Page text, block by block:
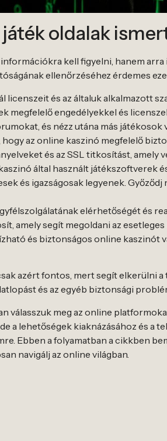
oldalak
kell figyelni, hanem
ellenőrzéséhez érdemes
licenszeit és az általuk alkalmazott
megfelelő engedélyekkel és
és nézz utána más
az online kaszinó megfelelő
és az SSL titkosítást, amely
által használt játékszoftverek
és igazságosak legyenek. Győződj
elérhetőségét és
amely segít megoldani az
és biztonságos online kaszinót
azért fontos, mert segít elkerülni a
és az egyéb biztonsági
válasszuk meg az online
a lehetőségek kiaknázásához és a
Ebben a folyamatban a cikkben
navigálj az online világban.